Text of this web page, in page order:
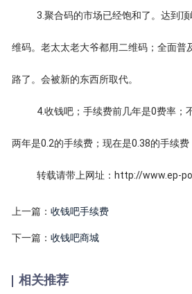
3.聚合码的市场已经饱和了。达到
维码。老太太老大爷都用二维码；全面普
路了。会被新的东西所取代。
4.收钱吧；手续费前几年是0费率；
两年是0.2的手续费；现在是0.38的手续费
转载请带上网址：http://www.ep-
上一篇：收钱吧手续费
下一篇：收钱吧商城
相关推荐